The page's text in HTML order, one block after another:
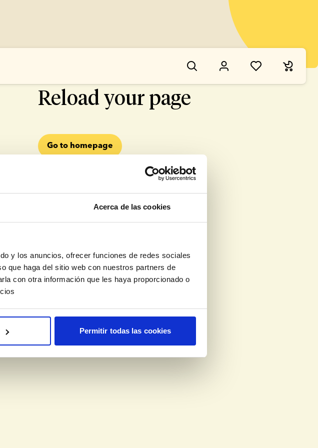
Acerca de las cookies
y los anuncios, ofrecer funciones de redes sociales
que haga del sitio web con nuestros partners de
con otra información que les haya proporcionado o
Permitir todas las cookies
Reload your page
Go to homepage